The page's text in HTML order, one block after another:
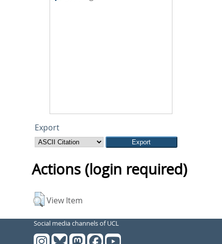
Export
Actions (login required)
View Item
Social media channels of UCL